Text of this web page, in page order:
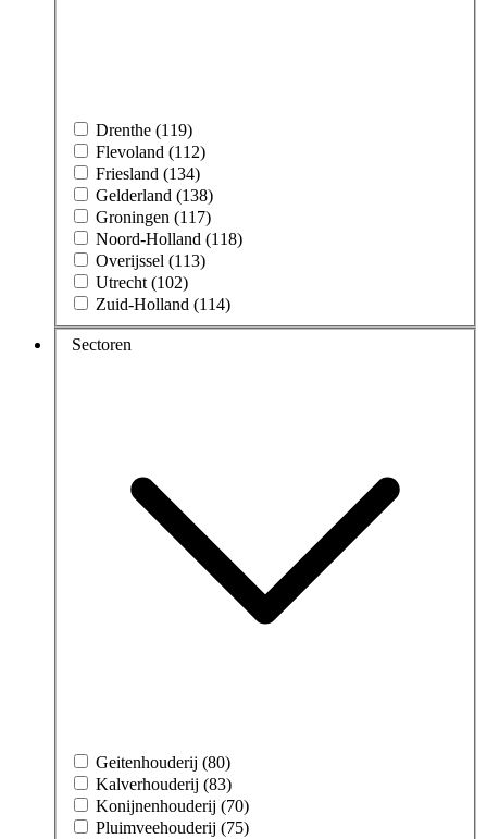
Drenthe (119)
Flevoland (112)
Friesland (134)
Gelderland (138)
Groningen (117)
Noord-Holland (118)
Overijssel (113)
Utrecht (102)
Zuid-Holland (114)
Sectoren
Geitenhouderij (80)
Kalverhouderij (83)
Konijnenhouderij (70)
Pluimveehouderij (75)